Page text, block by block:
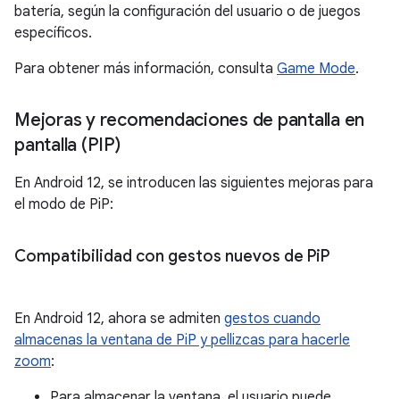
batería, según la configuración del usuario o de juegos
específicos.
Para obtener más información, consulta Game Mode.
Mejoras y recomendaciones de pantalla en
pantalla (PIP)
En Android 12, se introducen las siguientes mejoras para
el modo de PiP:
Compatibilidad con gestos nuevos de PiP
En Android 12, ahora se admiten gestos cuando
almacenas la ventana de PiP y pellizcas para hacerle
zoom: